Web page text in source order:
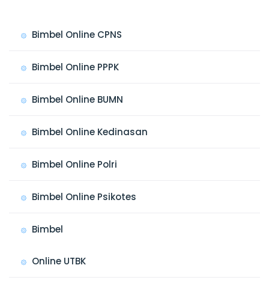
Bimbel Online CPNS
Bimbel Online PPPK
Bimbel Online BUMN
Bimbel Online Kedinasan
Bimbel Online Polri
Bimbel Online Psikotes
Bimbel
Online UTBK